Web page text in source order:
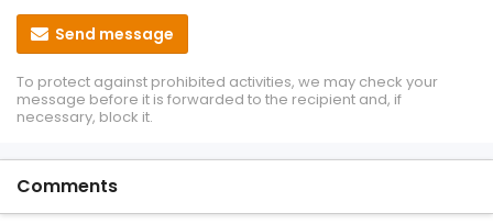
Send message
To protect against prohibited activities, we may check your
message before it is forwarded to the recipient and, if
necessary, block it.
Comments